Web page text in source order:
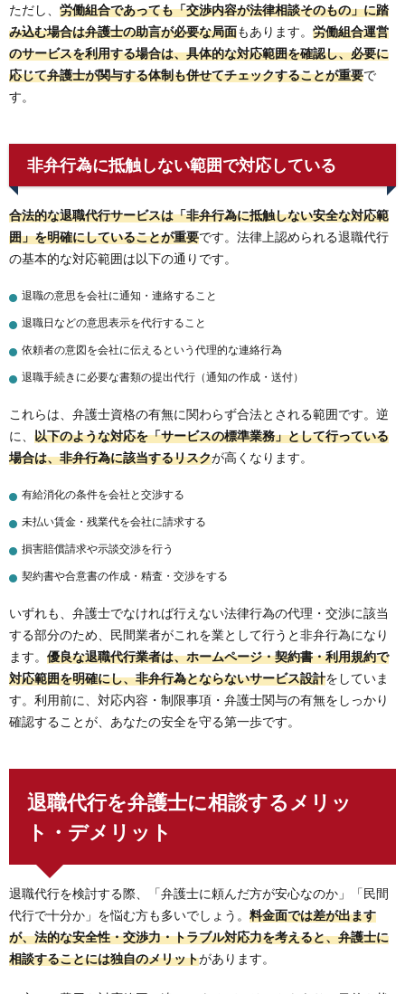
ただし、 労働組合であっても「交渉内容が法律相談そのもの」に踏
み込む場合は弁護士の助言が必要な局面もあります。 労働組合運営
のサービスを利用する場合は、具体的な対応範囲を確認し、必要に
応じて弁護士が関与する体制も併せてチェックすることが重要で
す。
非弁行為に抵触しない範囲で対応している
合法的な退職代行サービスは「非弁行為に抵触しない安全な対応範
囲」を明確にしていることが重要です。法律上認められる退職代行
の基本的な対応範囲は以下の通りです。
退職の意思を会社に通知・連絡すること
退職日などの意思表示を代行すること
依頼者の意図を会社に伝えるという代理的な連絡行為
退職手続きに必要な書類の提出代行（通知の作成・送付）
これらは、弁護士資格の有無に関わらず合法とされる範囲です。逆
に、 以下のような対応を「サービスの標準業務」として行っている
場合は、非弁行為に該当するリスクが高くなります。
有給消化の条件を会社と交渉する
未払い賃金・残業代を会社に請求する
損害賠償請求や示談交渉を行う
契約書や合意書の作成・精査・交渉をする
いずれも、弁護士でなければ行えない法律行為の代理・交渉に該当
する部分のため、民間業者がこれを業として行うと非弁行為になり
ます。 優良な退職代行業者は、ホームページ・契約書・利用規約で
対応範囲を明確にし、非弁行為とならないサービス設計をしていま
す。利用前に、対応内容・制限事項・弁護士関与の有無をしっかり
確認することが、あなたの安全を守る第一歩です。
退職代行を弁護士に相談するメリッ
ト・デメリット
退職代行を検討する際、「弁護士に頼んだ方が安心なのか」「民間
代行で十分か」を悩む方も多いでしょう。 料金面では差が出ます
が、法的な安全性・交渉力・トラブル対応力を考えると、弁護士に
相談することには独自のメリットがあります。